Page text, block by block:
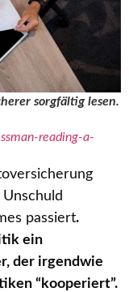
sorgfältig lesen.
reading-a-
passiert.
ein
der irgendwie
“kooperiert”.